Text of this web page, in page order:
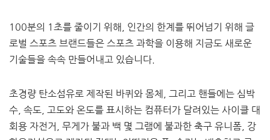
100분의 1초를 줄이기 위해, 인간의 한계를 뛰어넘기 위해 글
로벌 스포츠 브랜드들은 스포츠 과학을 이용해 지금도 새로운
기술들을 속속 만들어내고 있습니다.
초경량 탄소섬유로 제작된 바퀴와 몸체, 그리고 핸들에는 심박
수, 속도, 고도와 온도를 표시하는 컴퓨터가 달려있는 사이클 대
회용 자전거, 무게가 불과 백 몇 그램에 불과한 축구 유니폼, 강